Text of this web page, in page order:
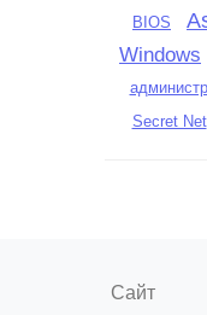
BIOS
Windows
Secret Net
Сайт